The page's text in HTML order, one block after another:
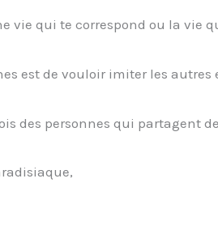
vie qui te correspond ou la vie
est de vouloir imiter les autres
des personnes qui partagent